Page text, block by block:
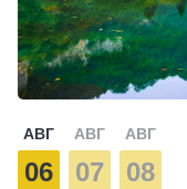
АВГ
06
АВГ
07
АВГ
08